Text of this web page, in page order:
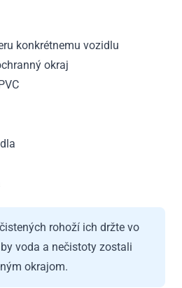
konkrétnemu vozidlu
okraj
rohoží ich držte vo
voda a nečistoty zostali
okrajom.